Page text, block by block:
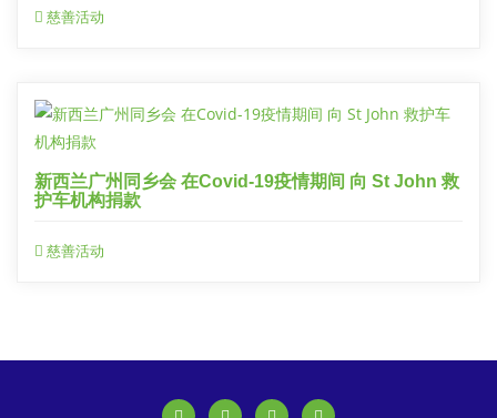
慈善活动
新西兰广州同乡会 在Covid-19疫情期间 向 St John 救
护车机构捐款
慈善活动